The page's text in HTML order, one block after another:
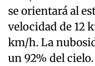
se orientará al
velocidad de 12
km/h. La
un 92% del